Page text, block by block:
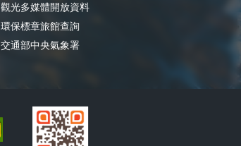
觀光多媒體開放資料
環保標章旅館查詢
交通部中央氣象署